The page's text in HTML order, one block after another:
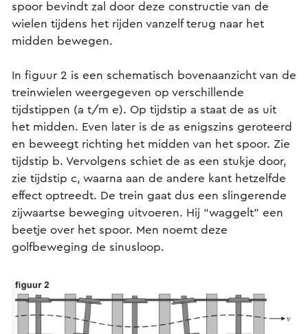
spoor bevindt zal door deze constructie van de
wielen tijdens het rijden vanzelf terug naar het
midden bewegen.
In figuur 2 is een schematisch bovenaanzicht van de
treinwielen weergegeven op verschillende
tijdstippen (a t/m e). Op tijdstip a staat de as uit
het midden. Even later is de as enigszins geroteerd
en beweegt richting het midden van het spoor. Zie
tijdstip b. Vervolgens schiet de as een stukje door,
zie tijdstip c, waarna aan de andere kant hetzelfde
effect optreedt. De trein gaat dus een slingerende
zijwaartse beweging uitvoeren. Hij “waggelt” een
beetje over het spoor. Men noemt deze
golfbeweging de sinusloop.